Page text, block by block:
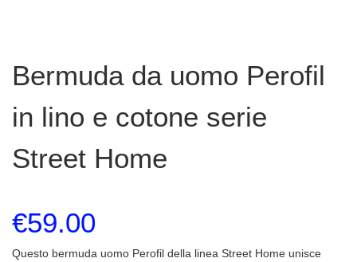
Bermuda da uomo Perofil
in lino e cotone serie
Street Home
€59.00
Questo bermuda uomo Perofil della linea Street Home unisce